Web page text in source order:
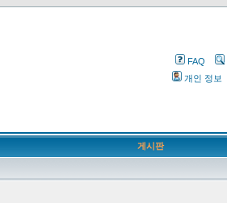
FAQ
개인 정보
게시판